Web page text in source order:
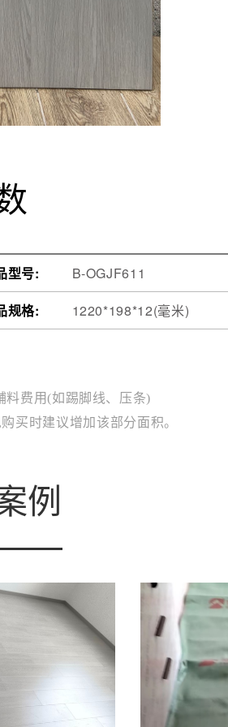
型号:
B-OGJF611
规格:
1220*198*12(毫米)
料费用(如踢脚线、压条)
买时建议增加该部分面积。
例